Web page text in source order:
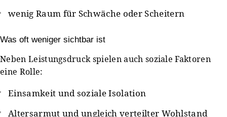
wenig Raum für Schwäche oder Scheitern
Was oft weniger sichtbar ist
Neben Leistungsdruck spielen auch soziale Faktoren
eine Rolle:
Einsamkeit und soziale Isolation
Altersarmut und ungleich verteilter Wohlstand